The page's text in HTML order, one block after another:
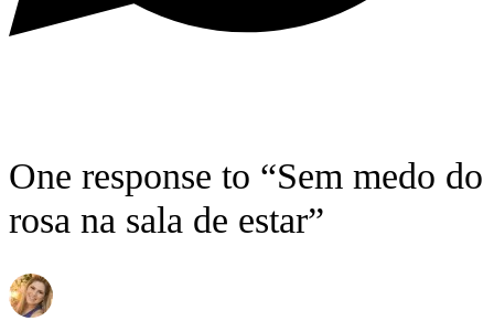
One response to “Sem medo do
rosa na sala de estar”